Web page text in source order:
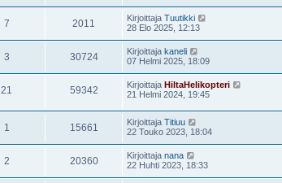
7 2011 Kirjoittaja Tuutikki
28 Elo 2025, 12:13
3 30724 Kirjoittaja kaneli
07 Helmi 2025, 18:09
21 59342 Kirjoittaja HiltaHelikopteri
21 Helmi 2024, 19:45
1 15661 Kirjoittaja Titiuu
22 Touko 2023, 18:04
2 20360 Kirjoittaja nana
22 Huhti 2023, 18:33